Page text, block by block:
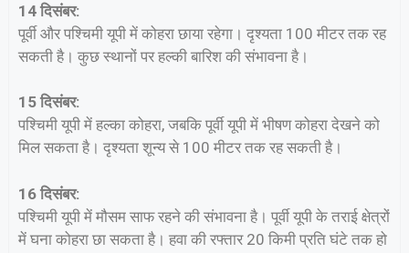
14 दिसंबर:
पूर्वी और पश्चिमी यूपी में कोहरा छाया रहेगा। दृश्यता 100 मीटर तक रह
सकती है। कुछ स्थानों पर हल्की बारिश की संभावना है।
15 दिसंबर:
पश्चिमी यूपी में हल्का कोहरा, जबकि पूर्वी यूपी में भीषण कोहरा देखने को
मिल सकता है। दृश्यता शून्य से 100 मीटर तक रह सकती है।
16 दिसंबर:
पश्चिमी यूपी में मौसम साफ रहने की संभावना है। पूर्वी यूपी के तराई क्षेत्रों
में घना कोहरा छा सकता है। हवा की रफ्तार 20 किमी प्रति घंटे तक हो